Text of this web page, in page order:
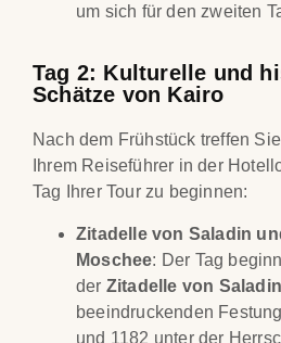
um sich für den zweiten
Tag 2: Kulturelle und
Schätze von Kairo
Nach dem Frühstück treffen
Ihrem Reiseführer in der
Tag Ihrer Tour zu beginnen:
Zitadelle von Saladin
Moschee: Der Tag
der Zitadelle von Saladin
beeindruckenden
und 1182 unter der